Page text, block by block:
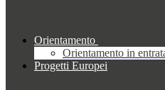
Orientamento
Orientamento in
Progetti Europei